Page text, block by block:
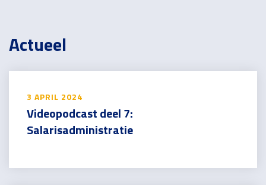
Actueel
3 APRIL 2024
Videopodcast deel 7:
Salarisadministratie